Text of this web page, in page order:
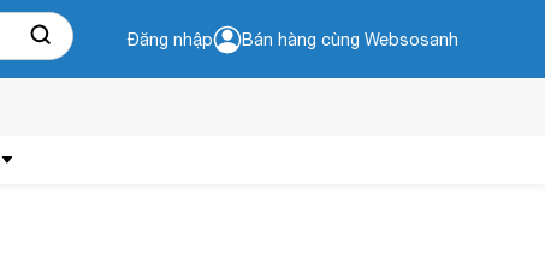
Đăng nhập Bán hàng cùng Websosanh